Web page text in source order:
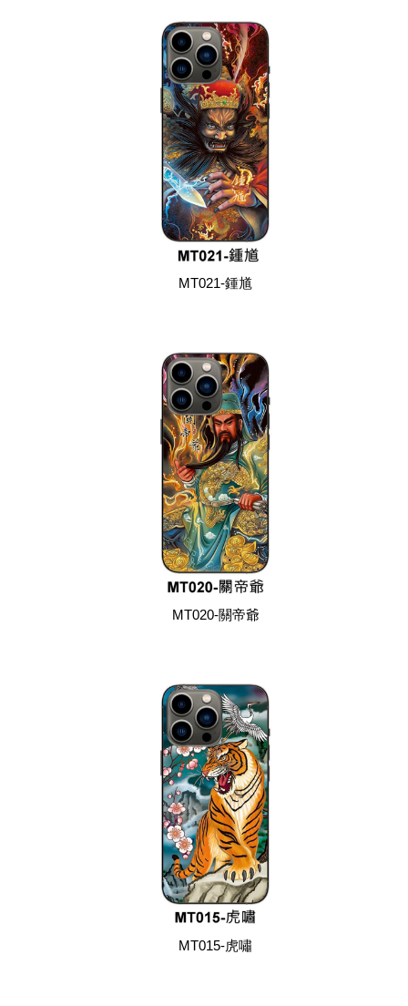
MT021-鍾馗
MT020-關帝爺
MT015-虎嘯